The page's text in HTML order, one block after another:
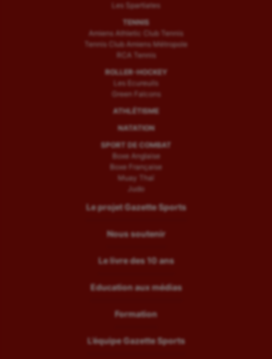
Les Spartiates
TENNIS
Amiens Athletic Club Tennis
Tennis Club Amiens Métropole
RCA Tennis
ROLLER-HOCKEY
Les Ecureuils
Green Falcons
ATHLÉTISME
NATATION
SPORT DE COMBAT
Boxe Anglaise
Boxe Française
Muay Thaï
Judo
Le projet Gazette Sports
Nous soutenir
Le livre des 10 ans
Education aux médias
Formation
L’équipe Gazette Sports